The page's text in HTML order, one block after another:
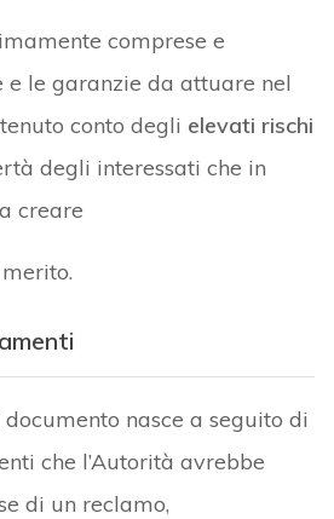
comprese e
e le garanzie da attuare nel
conto degli elevati rischi
degli interessati che in
creare
nasce a seguito di
che l’Autorità avrebbe
di un reclamo,